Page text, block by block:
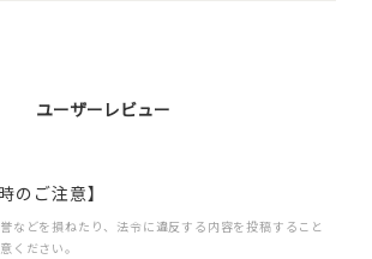
ユーザーレビュー
のご注意】
などを損ねたり、法令に違反する内容を投稿すること
ください。